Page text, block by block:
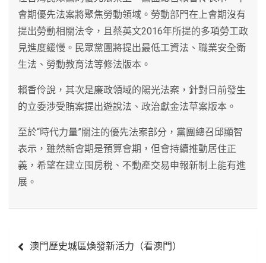
會期優先法案將聚焦勞動領域。勞動部門在上會期沒有
提出勞動相關法令，且蔡英文2016年所提的多項勞工政
見進度緩慢。民眾黨團將提出最低工資法、職業安全衛
生法、勞動教育法等修法版本。
賴香伶說，其次是廉政領域的陽光法案，針對日前發生
的立委涉受賄案提出遊說法、政治獻金法草案版本。
至於“時代力量”關注的優先法案部分，黨團總召邱顯智
表示，雖然新會期是預算會期，但會持續推動居住正
義，希望在建立囤房稅、不動產交易申報新制上能有進
展。
章
澳門歷史城區煥發新活力（看澳門）